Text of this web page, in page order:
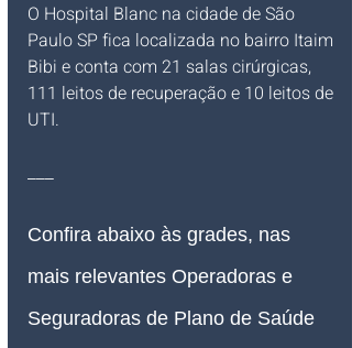
O Hospital Blanc na cidade de São
Paulo SP fica localizada no bairro Itaim
Bibi e conta com 21 salas cirúrgicas,
111 leitos de recuperação e 10 leitos de
UTI.
___
Confira abaixo às grades, nas
mais relevantes Operadoras e
Seguradoras de Plano de Saúde